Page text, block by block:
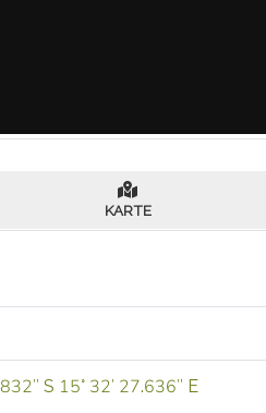
KARTE
S 15° 32′ 27.636″ E